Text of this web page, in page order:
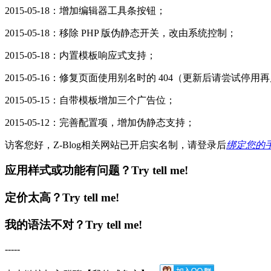
2015-05-18：增加编辑器工具条按钮；
2015-05-18：移除 PHP 版伪静态开关，改由系统控制；
2015-05-18：内置模板响应式支持；
2015-05-16：修复页面使用别名时的 404（更新后请尝试停用
2015-05-15：自带模板增加三个广告位；
2015-05-12：完善配置项，增加伪静态支持；
访客您好，Z-Blog相关网站已开启实名制，请登录后绑定您的
应用样式或功能有问题？Try tell me!
定价太高？Try tell me!
我的语法不对？Try tell me!
-----